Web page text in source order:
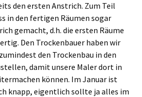
den ersten Anstrich. Zum Teil
in den fertigen Räumen sogar
gemacht, d.h. die ersten Räume
Den Trockenbauer haben wir
den Trockenbau in den
damit unsere Maler dort in
können. Im Januar ist
knapp, eigentlich sollte ja alles im